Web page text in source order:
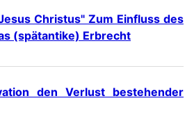
Christus" Zum Einfluss des
(spätantike) Erbrecht
den Verlust bestehender